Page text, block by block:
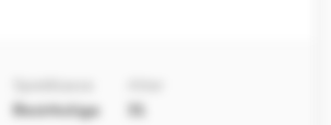
Bezirksliga
31